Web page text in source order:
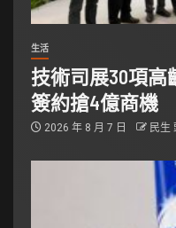
生活
技術司展30項高
簽約搶4億商機
2026 年 8 月 7 日 民生